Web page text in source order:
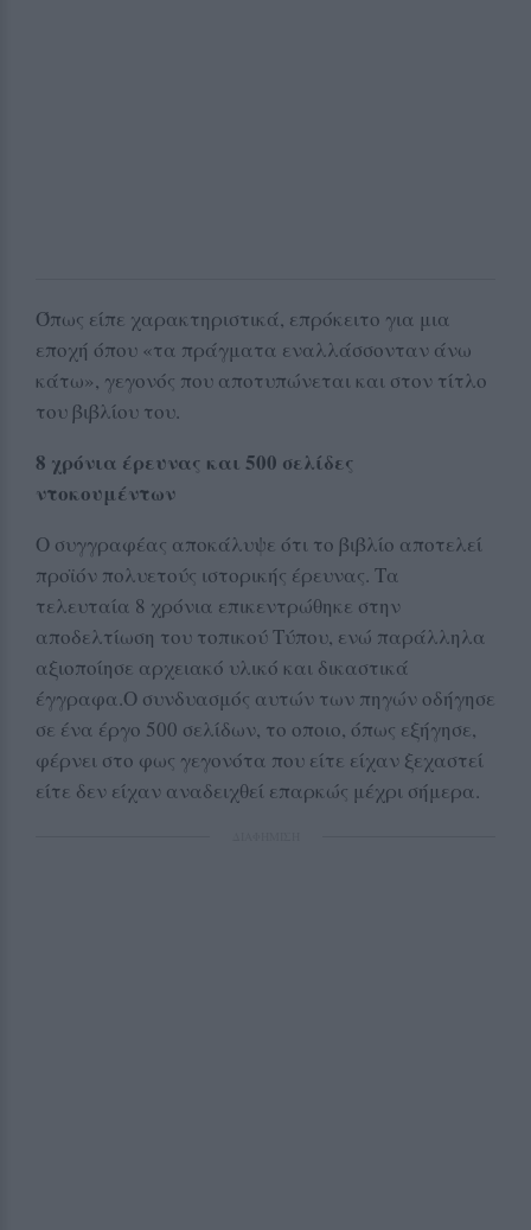
Όπως είπε χαρακτηριστικά, επρόκειτο για μια
εποχή όπου «τα πράγματα εναλλάσσονταν άνω
κάτω», γεγονός που αποτυπώνεται και στον τίτλο
του βιβλίου του.
8 χρόνια έρευνας και 500 σελίδες
ντοκουμέντων
Ο συγγραφέας αποκάλυψε ότι το βιβλίο αποτελεί
προϊόν πολυετούς ιστορικής έρευνας. Τα
τελευταία 8 χρόνια επικεντρώθηκε στην
αποδελτίωση του τοπικού Τύπου, ενώ παράλληλα
αξιοποίησε αρχειακό υλικό και δικαστικά
έγγραφα.Ο συνδυασμός αυτών των πηγών οδήγησε
σε ένα έργο 500 σελίδων, το οποιο, όπως εξήγησε,
φέρνει στο φως γεγονότα που είτε είχαν ξεχαστεί
είτε δεν είχαν αναδειχθεί επαρκώς μέχρι σήμερα.